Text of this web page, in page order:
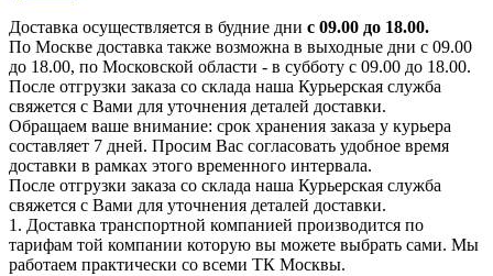
Доставка осуществляется в будние дни с 09.00 до 18.00.
По Москве доставка также возможна в выходные дни с 09.00
до 18.00, по Московской области - в субботу с 09.00 до 18.00.
После отгрузки заказа со склада наша Курьерская служба
свяжется с Вами для уточнения деталей доставки.
Обращаем ваше внимание: срок хранения заказа у курьера
составляет 7 дней. Просим Вас согласовать удобное время
доставки в рамках этого временного интервала.
После отгрузки заказа со склада наша Курьерская служба
свяжется с Вами для уточнения деталей доставки.
1. Доставка транспортной компанией производится по
тарифам той компании которую вы можете выбрать сами. Мы
работаем практически со всеми ТК Москвы.